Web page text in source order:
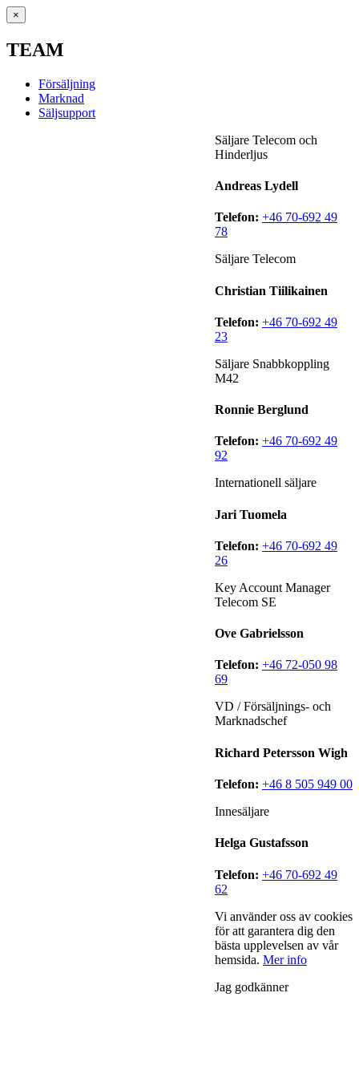
×
TEAM
Försäljning
Marknad
Säljsupport
Säljare Telecom och
Hinderljus
Andreas Lydell
Telefon: +46 70-692 49
78
Säljare Telecom
Christian Tiilikainen
Telefon: +46 70-692 49
23
Säljare Snabbkoppling
M42
Ronnie Berglund
Telefon: +46 70-692 49
92
Internationell säljare
Jari Tuomela
Telefon: +46 70-692 49
26
Key Account Manager
Telecom SE
Ove Gabrielsson
Telefon: +46 72-050 98
69
VD / Försäljnings- och
Marknadschef
Richard Petersson Wigh
Telefon: +46 8 505 949 00
Innesäljare
Helga Gustafsson
Telefon: +46 70-692 49
62
Vi använder oss av cookies
för att garantera dig den
bästa upplevelsen av vår
hemsida. Mer info
Jag godkänner